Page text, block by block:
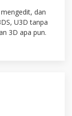
dan
U3D tanpa
3D apa pun.